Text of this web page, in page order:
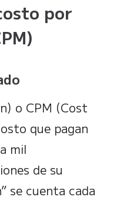
por
o CPM (Cost
que pagan
mil
de su
se cuenta cada